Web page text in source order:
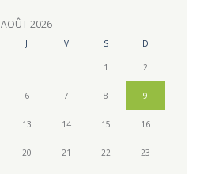
AOÛT2026
J V S D
1 2
6 7 8 9
13 14 15 16
20 21 22 23